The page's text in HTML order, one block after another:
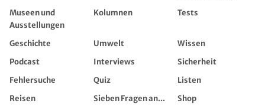
Museen und
Ausstellungen
Kolumnen Tests
Geschichte Umwelt
Wissen
Podcast
Interviews
Sicherheit
Fehlersuche
Quiz
Listen
Reisen
Sieben Fragen an...
Shop